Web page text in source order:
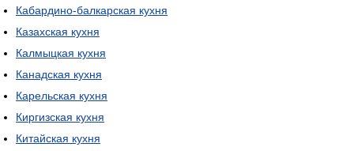
Кабардино-балкарская кухня
Казахская кухня
Калмыцкая кухня
Канадская кухня
Карельская кухня
Киргизская кухня
Китайская кухня